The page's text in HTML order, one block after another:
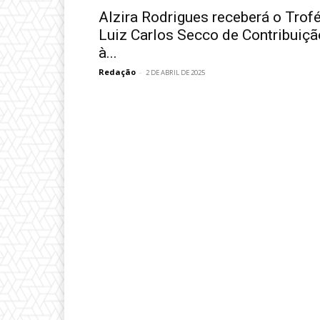
Alzira Rodrigues receberá o
Luiz Carlos Secco de
à...
Redação - 2 DE ABRIL DE 2025